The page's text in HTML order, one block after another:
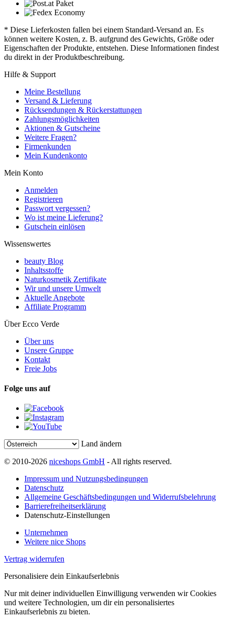
* Diese Lieferkosten fallen bei einem Standard-Versand an. Es
können weitere Kosten, z. B. aufgrund des Gewichts, Größe oder
Eigenschaften der Produkte, entstehen. Diese Informationen findest
du direkt in der Produktbeschreibung.
Hilfe & Support
Meine Bestellung
Versand & Lieferung
Rücksendungen & Rückerstattungen
Zahlungsmöglichkeiten
Aktionen & Gutscheine
Weitere Fragen?
Firmenkunden
Mein Kundenkonto
Mein Konto
Anmelden
Registrieren
Passwort vergessen?
Wo ist meine Lieferung?
Gutschein einlösen
Wissenswertes
beauty Blog
Inhaltsstoffe
Naturkosmetik Zertifikate
Wir und unsere Umwelt
Aktuelle Angebote
Affiliate Programm
Über Ecco Verde
Über uns
Unsere Gruppe
Kontakt
Freie Jobs
Folge uns auf
Land ändern
© 2010-2026 niceshops GmbH - All rights reserved.
Impressum und Nutzungsbedingungen
Datenschutz
Allgemeine Geschäftsbedingungen und Widerrufsbelehrung
Barrierefreiheitserklärung
Datenschutz-Einstellungen
Unternehmen
Weitere nice Shops
Vertrag widerrufen
Personalisiere dein Einkaufserlebnis
Nur mit deiner individuellen Einwilligung verwenden wir Cookies
und weitere Technologien, um dir ein personalisiertes
Einkaufserlebnis zu bieten.